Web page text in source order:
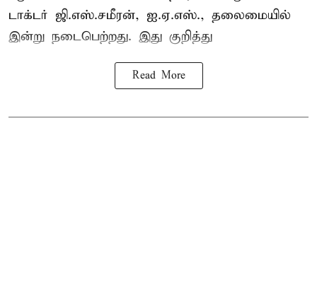
டாக்டர் ஜி.எஸ்.சமீரன், ஐ.ஏ.எஸ்., தலைமையில்
இன்று நடைபெற்றது. இது குறித்து
Read More